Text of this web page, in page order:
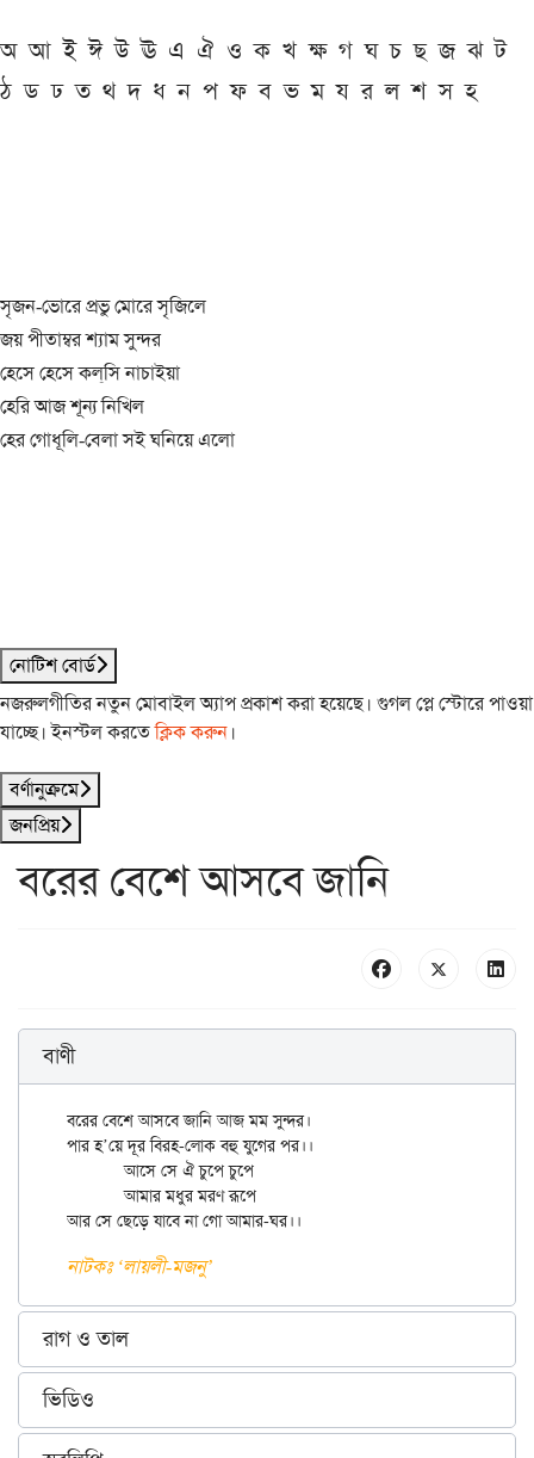
অ আ ই ঈ উ ঊ এ ঐ ও ক খ ক্ষ গ ঘ চ ছ জ ঝ ট
ঠ ড ঢ ত থ দ ধ ন প ফ ব ভ ম য র ল শ স হ
সৃজন-ভোরে প্রভু মোরে সৃজিলে
জয় পীতাম্বর শ্যাম সুন্দর
হেসে হেসে কল্‌সি নাচাইয়া
হেরি আজ শূন্য নিখিল
হের গোধূলি-বেলা সই ঘনিয়ে এলো
নোটিশ বোর্ড
নজরুলগীতির নতুন মোবাইল অ্যাপ প্রকাশ করা হয়েছে। গুগল প্লে স্টোরে পাওয়া
যাচ্ছে। ইনস্টল করতেক্লিক করুন।
বর্ণানুক্রমে
জনপ্রিয়
বরের বেশে আসবে জানি
বাণী
বরের বেশে আসবে জানি আজ মম সুন্দর।
পার হ’য়ে দূর বিরহ-লোক বহু যুগের পর।।
	আসে সে ঐ চুপে চুপে
	আমার মধুর মরণ রূপে
নাটকঃ ‘লায়লী-মজনু’
রাগ ও তাল
ভিডিও